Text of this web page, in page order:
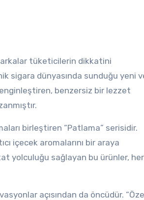
tüketicilerin dikkatini
sigara dünyasında sunduğu yeni
benzersiz bir lezzet
birleştiren “Patlama” serisidir.
içecek aromalarını bir araya
yolculuğu sağlayan bu ürünler, her
açısından da öncüdür.